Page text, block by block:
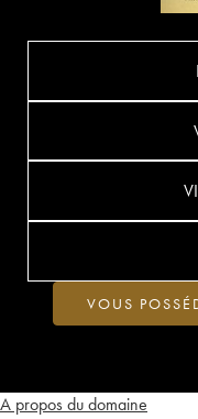
A propos du domaine
VOUS